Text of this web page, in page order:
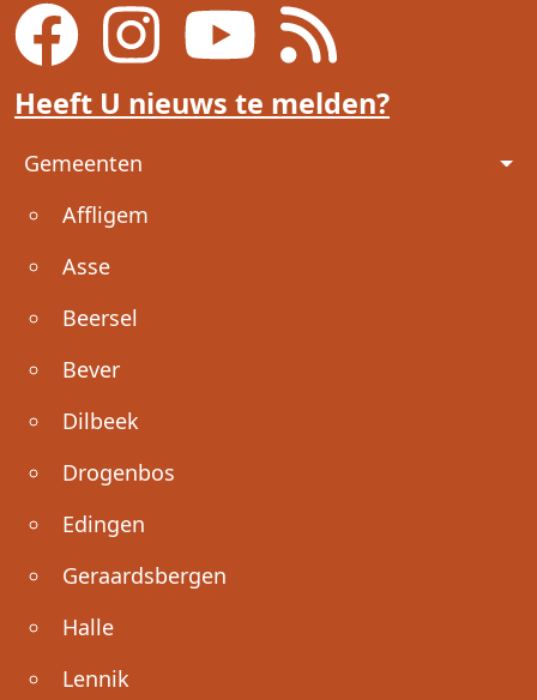
Heeft U nieuws te melden?
Voet
Gemeenten
Affligem
Asse
Beersel
Bever
Dilbeek
Drogenbos
Edingen
Geraardsbergen
Halle
Lennik